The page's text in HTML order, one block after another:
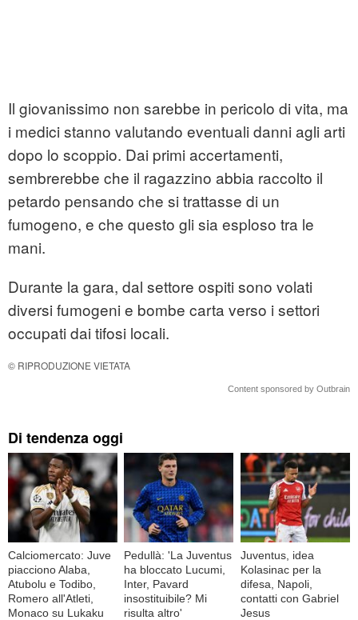
Il giovanissimo non sarebbe in pericolo di vita, ma
i medici stanno valutando eventuali danni agli arti
dopo lo scoppio. Dai primi accertamenti,
sembrerebbe che il ragazzino abbia raccolto il
petardo pensando che si trattasse di un
fumogeno, e che questo gli sia esploso tra le
mani.
Durante la gara, dal settore ospiti sono volati
diversi fumogeni e bombe carta verso i settori
occupati dai tifosi locali.
© RIPRODUZIONE VIETATA
Content sponsored by Outbrain
Di tendenza oggi
Calciomercato: Juve
piacciono Alaba,
Atubolu e Todibo,
Romero all'Atleti,
Monaco su Lukaku
Pedullà: 'La Juventus
ha bloccato Lucumi,
Inter, Pavard
insostituibile? Mi
risulta altro'
Juventus, idea
Kolasinac per la
difesa, Napoli,
contatti con Gabriel
Jesus